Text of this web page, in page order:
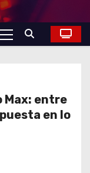
Max: entre
en lo